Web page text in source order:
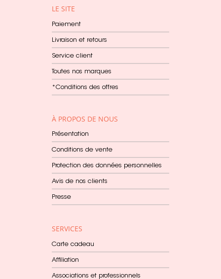
LE SITE
Paiement
Livraison et retours
Service client
Toutes nos marques
*Conditions des offres
À PROPOS DE NOUS
Présentation
Conditions de vente
Protection des données personnelles
Avis de nos clients
Presse
SERVICES
Carte cadeau
Affiliation
Associations et professionnels